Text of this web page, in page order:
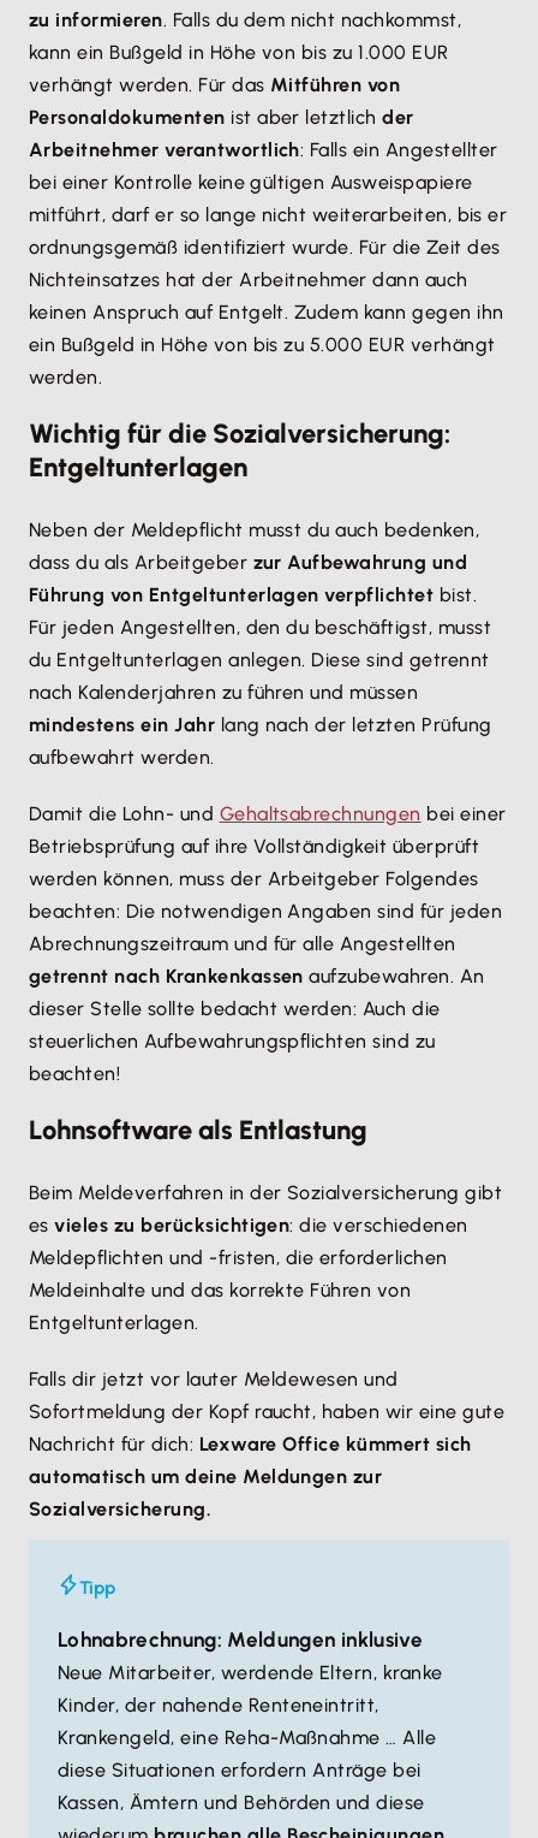
zu informieren. Falls du dem nicht nachkommst,
kann ein Bußgeld in Höhe von bis zu 1.000 EUR
verhängt werden. Für das Mitführen von
Personaldokumenten ist aber letztlichder
Arbeitnehmer verantwortlich: Falls ein Angestellter
bei einer Kontrolle keine gültigen Ausweispapiere
mitführt, darf er so lange nicht weiterarbeiten, bis er
ordnungsgemäß identifiziert wurde. Für die Zeit des
Nichteinsatzes hat der Arbeitnehmer dann auch
keinen Anspruch auf Entgelt. Zudem kann gegen ihn
ein Bußgeld in Höhe von bis zu 5.000 EUR verhängt
werden.
Wichtig für die Sozialversicherung:
Entgeltunterlagen
Neben der Meldepflicht musst du auch bedenken,
dass du als Arbeitgeber zur Aufbewahrung und
Führung von Entgeltunterlagen verpflichtet bist.
Für jeden Angestellten, den du beschäftigst, musst
du Entgeltunterlagen anlegen. Diese sind getrennt
nach Kalenderjahren zu führen und müssen
mindestens ein Jahr lang nach der letzten Prüfung
aufbewahrt werden.
Damit die Lohn- und Gehaltsabrechnungen bei einer
Betriebsprüfung auf ihre Vollständigkeit überprüft
werden können, muss der Arbeitgeber Folgendes
beachten: Die notwendigen Angaben sind für jeden
Abrechnungszeitraum und für alle Angestellten
getrennt nach Krankenkassenaufzubewahren. An
dieser Stelle sollte bedacht werden: Auch die
steuerlichen Aufbewahrungspflichten sind zu
beachten!
Lohnsoftware als Entlastung
Beim Meldeverfahren in der Sozialversicherung gibt
esvieles zu berücksichtigen: die verschiedenen
Meldepflichten und -fristen, die erforderlichen
Meldeinhalte und das korrekte Führen von
Entgeltunterlagen.
Falls dir jetzt vor lauter Meldewesen und
Sofortmeldung der Kopf raucht, haben wir eine gute
Nachricht für dich: Lexware Office kümmert sich
automatisch um deine Meldungen zur
Sozialversicherung.
Tipp
Lohnabrechnung: Meldungen inklusive
Neue Mitarbeiter, werdende Eltern, kranke
Kinder, der nahende Renteneintritt,
Krankengeld, eine Reha-Maßnahme … Alle
diese Situationen erfordern Anträge bei
Kassen, Ämtern und Behörden und diese